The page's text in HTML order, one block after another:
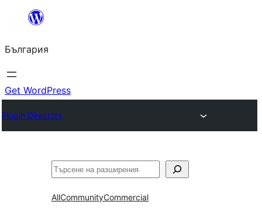
България
Get WordPress
Plugin Directory
Търсене
AllCommunityCommercial